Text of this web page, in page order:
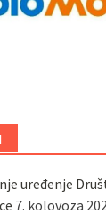
uređenje
7. kolovoza